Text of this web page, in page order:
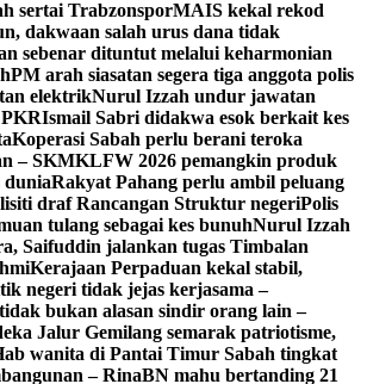
sertai TrabzonsporMAIS kekal rekod
dakwaan salah urus dana tidak
sebenar dituntut melalui keharmonian
PM arah siasatan segera tiga anggota polis
elektrikNurul Izzah undur jawatan
Ismail Sabri didakwa esok berkait kes
Koperasi Sabah perlu berani teroka
– SKMKLFW 2026 pemangkin produk
duniaRakyat Pahang perlu ambil peluang
draf Rancangan Struktur negeriPolis
tulang sebagai kes bunuhNurul Izzah
Saifuddin jalankan tugas Timbalan
Kerajaan Perpaduan kekal stabil,
negeri tidak jejas kerjasama –
bukan alasan sindir orang lain –
Jalur Gemilang semarak patriotisme,
wanita di Pantai Timur Sabah tingkat
– RinaBN mahu bertanding 21